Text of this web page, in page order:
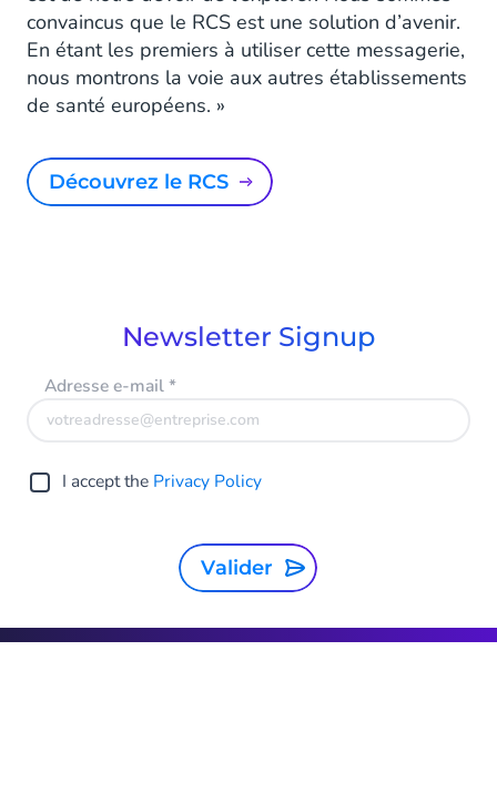
convaincus que le RCS est une solution d’avenir.
En étant les premiers à utiliser cette messagerie,
nous montrons la voie aux autres établissements
de santé européens. »
Découvrez le RCS
Newsletter Signup
Adresse e-mail*
I accept the Privacy Policy
Valider